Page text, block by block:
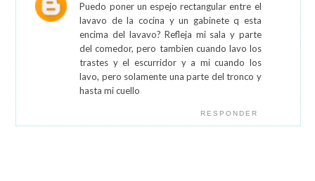
Puedo poner un espejo rectangular entre el
lavavo de la cocina y un gabinete q esta
encima del lavavo? Refleja mi sala y parte
del comedor, pero tambien cuando lavo los
trastes y el escurridor y a mi cuando los
lavo, pero solamente una parte del tronco y
hasta mi cuello
RESPONDER